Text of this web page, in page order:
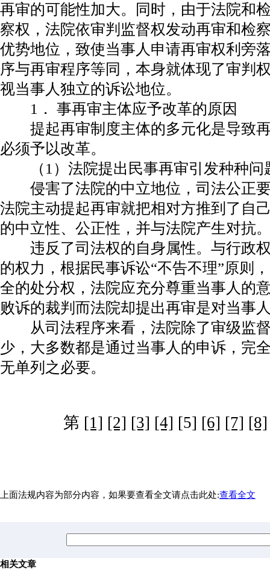
再审的可能性加大。同时，由于法院和
察权，法院依审判监督权发动再审和检
优势地位，致使当事人申请再审权利旁
序与再审程序等同，本身就体现了审判
视当事人独立的诉讼地位。
1． 事再审主体应予改革的原因
提起再审制度主体的多元化是导致再
必须予以改革。
（1）法院提出民事再审引发种种问
侵害了法院的中立地位，司法公正要
法院主动提起再审就把相对方推到了自
的中立性、公正性，并与法院产生对抗
违反了司法权的自身属性。与行政权
的权力，根据民事诉讼“不告不理”原则
全的处分权，法院应充分尊重当事人的
败诉的裁判而法院却提出再审是对当事
从司法程序来看，法院除了审级监督
少，大多数都是通过当事人的申诉，完
无单列之必要。
第 [1] [2] [3] [4] [5] [6] [7] [8]
上面法规内容为部分内容，如果要查看全文请点击此处:查看全文
相关文章